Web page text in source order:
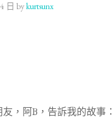
日 bykurtsunx
，阿B，告訴我的故事：